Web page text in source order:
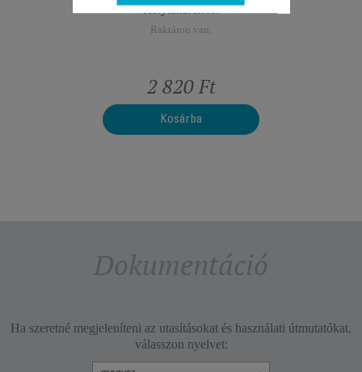
Helytakarékos!
Raktáron van.
2 820 Ft
Kosárba
Dokumentáció
Ha szeretné megjeleníteni az utasításokat és használati útmutatókat,
válasszon nyelvet: